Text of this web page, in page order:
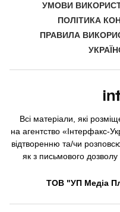
УМОВИ
ПОЛІТИКА
ПРАВИЛА
Всі матеріали, які
на агентство «Інтерфакс-
відтворенню та/чи
як з письмового дозволу
ТОВ "УП Медіа